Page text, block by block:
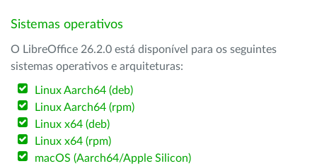
Sistemas operativos
O LibreOffice 26.2.0 está disponível para os seguintes
sistemas operativos e arquiteturas:
Linux Aarch64 (deb)
Linux Aarch64 (rpm)
Linux x64 (deb)
Linux x64 (rpm)
macOS (Aarch64/Apple Silicon)